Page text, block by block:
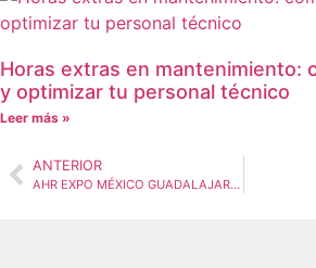
Horas extras en mantenimiento:
y optimizar tu personal técnico
Leer más »
ANTERIOR
AHR EXPO MÉXICO GUADALAJARA 2026: El evento HVAC donde la digitalización del mantenimiento será protagonista